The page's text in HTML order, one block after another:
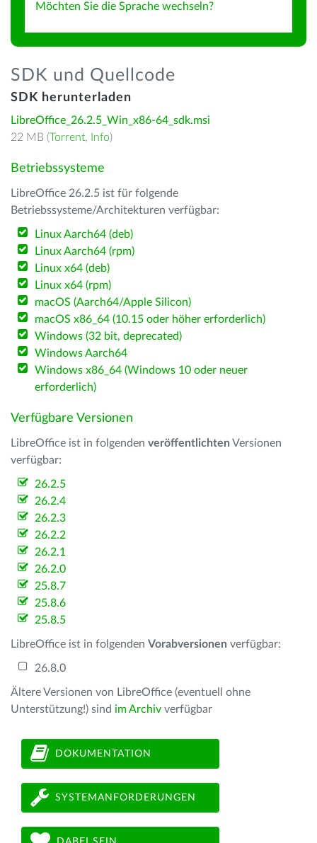
Möchten Sie die Sprache wechseln?
SDK und Quellcode
SDK herunterladen
LibreOffice_26.2.5_Win_x86-64_sdk.msi
22 MB (Torrent, Info)
Betriebssysteme
LibreOffice 26.2.5 ist für folgende
Betriebssysteme/Architekturen verfügbar:
Linux Aarch64 (deb)
Linux Aarch64 (rpm)
Linux x64 (deb)
Linux x64 (rpm)
macOS (Aarch64/Apple Silicon)
macOS x86_64 (10.15 oder höher erforderlich)
Windows (32 bit, deprecated)
Windows Aarch64
Windows x86_64 (Windows 10 oder neuer
erforderlich)
Verfügbare Versionen
LibreOffice ist in folgenden veröffentlichten Versionen
verfügbar:
26.2.5
26.2.4
26.2.3
26.2.2
26.2.1
26.2.0
25.8.7
25.8.6
25.8.5
LibreOffice ist in folgenden Vorabversionen verfügbar:
26.8.0
Ältere Versionen von LibreOffice (eventuell ohne
Unterstützung!) sind im Archiv verfügbar
DOKUMENTATION
SYSTEMANFORDERUNGEN